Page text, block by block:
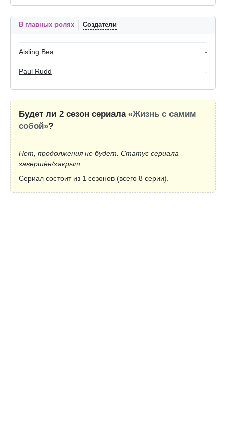
В главных ролях Создатели
Aisling Bea -
Paul Rudd -
Будет ли 2 сезон сериала «Жизнь с самим
собой»?
Нет, продолжения не будет. Статус сериала —
завершён/закрыт.
Сериал состоит из 1 сезонов (всего 8 серии).